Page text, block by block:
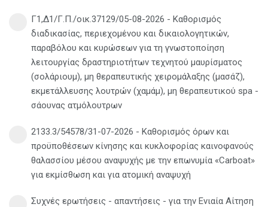
Γ1,Δ1/Γ.Π./οικ.37129/05-08-2026 - Καθορισμός
διαδικασίας, περιεχομένου και δικαιολογητικών,
παραβόλου και κυρώσεων για τη γνωστοποίηση
λειτουργίας δραστηριοτήτων τεχνητού μαυρίσματος
(σολάριουμ), μη θεραπευτικής χειρομάλαξης (μασάζ),
εκμετάλλευσης λουτρών (χαμάμ), μη θεραπευτικού spa -
σάουνας ατμόλουτρων
2133.3/54578/31-07-2026 - Καθορισμός όρων και
προϋποθέσεων κίνησης και κυκλοφορίας καινοφανούς
θαλασσίου μέσου αναψυχής με την επωνυμία «Carboat»
για εκμίσθωση και για ατομική αναψυχή
Συχνές ερωτήσεις - απαντήσεις - για την Ενιαία Αίτηση